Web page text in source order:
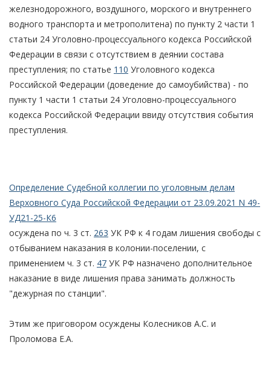
железнодорожного, воздушного, морского и внутреннего
водного транспорта и метрополитена) по пункту 2 части 1
статьи 24 Уголовно-процессуального кодекса Российской
Федерации в связи с отсутствием в деянии состава
преступления; по статье 110 Уголовного кодекса
Российской Федерации (доведение до самоубийства) - по
пункту 1 части 1 статьи 24 Уголовно-процессуального
кодекса Российской Федерации ввиду отсутствия события
преступления.
Определение Судебной коллегии по уголовным делам
Верховного Суда Российской Федерации от 23.09.2021 N 49-
УД21-25-К6
осуждена по ч. 3 ст. 263 УК РФ к 4 годам лишения свободы с
отбыванием наказания в колонии-поселении, с
применением ч. 3 ст. 47 УК РФ назначено дополнительное
наказание в виде лишения права занимать должность
"дежурная по станции".
Этим же приговором осуждены Колесников А.С. и
Проломова Е.А.